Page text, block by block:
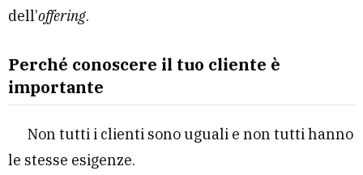
dell’offering.
Perché conoscere il tuo cliente è
importante
Non tutti i clienti sono uguali e non tutti hanno
le stesse esigenze.